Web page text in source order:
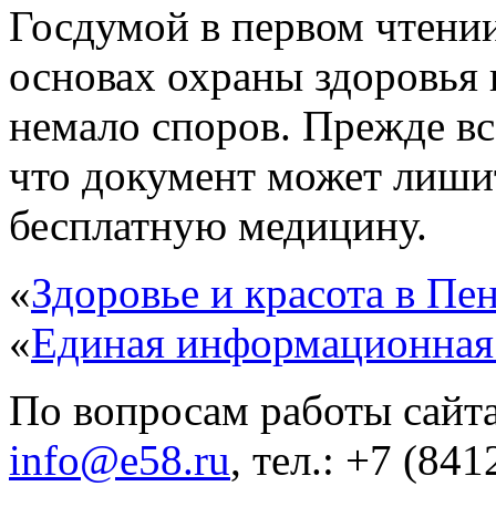
Госдумой в первом
основах охраны
немало споров. Прежде
что документ может
бесплатную медицину.
«Здоровье и красота в
«Единая
По вопросам работы
info@e58.ru, тел.: +7